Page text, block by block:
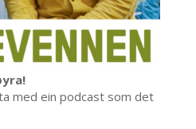
med ein podcast som det